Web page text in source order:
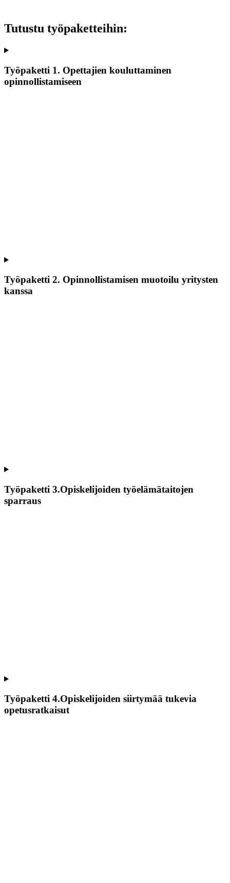
Tutustu työpaketteihin:
Työpaketti 1. Opettajien kouluttaminen
opinnollistamiseen
Työpaketti 2. Opinnollistamisen muotoilu yritysten
kanssa
Työpaketti 3.Opiskelijoiden työelämätaitojen
sparraus
Työpaketti 4.Opiskelijoiden siirtymää tukevia
opetusratkaisut